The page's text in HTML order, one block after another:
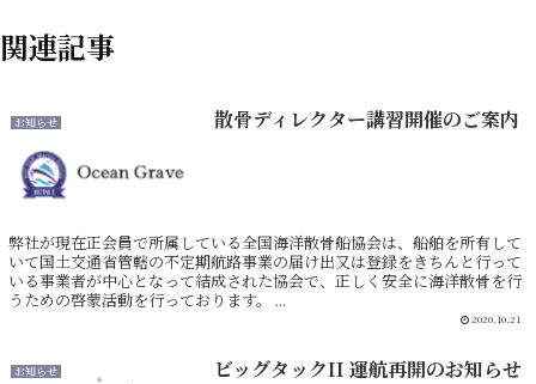
関連記事
お知らせ 散骨ディレクター講習開催のご案内
弊社が現在正会員で所属している全国海洋散骨船協会は、船舶を所有して
いて国土交通省管轄の不定期航路事業の届け出又は登録をきちんと行って
いる事業者が中心となって結成された協会で、正しく安全に海洋散骨を行
うための啓蒙活動を行っております。 ...
2020.10.21
お知らせ ビッグタックII 運航再開のお知らせ